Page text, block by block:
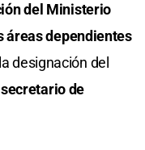
del Ministerio
áreas dependientes
designación del
de